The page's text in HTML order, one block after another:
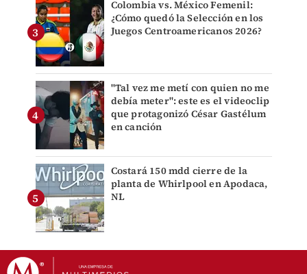
Colombia vs. México Femenil:
¿Cómo quedó la Selección en los
Juegos Centroamericanos 2026?
"Tal vez me metí con quien no me
debía meter": este es el videoclip
que protagonizó César Gastélum
en canción
Costará 150 mdd cierre de la
planta de Whirlpool en Apodaca,
NL